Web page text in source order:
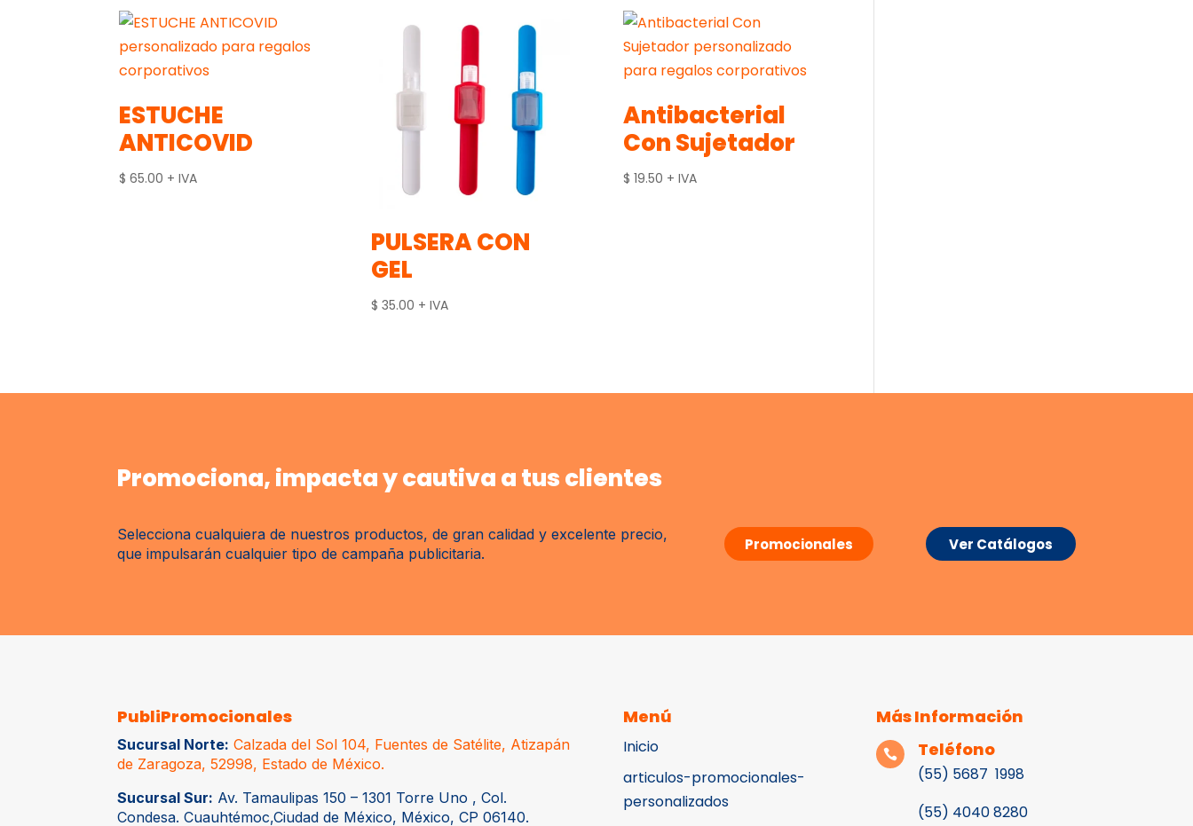
ESTUCHE
ANTICOVID
$ 65.00 + IVA
PULSERA CON
GEL
$ 35.00 + IVA
Antibacterial
Con Sujetador
$ 19.50 + IVA
Promociona, impacta y cautiva a tus clientes
Selecciona cualquiera de nuestros productos, de gran calidad y excelente precio,
que impulsarán cualquier tipo de campaña publicitaria.
Promocionales Ver Catálogos
PubliPromocionales
Sucursal Norte: Calzada del Sol 104, Fuentes de Satélite, Atizapán
de Zaragoza, 52998, Estado de México.
Sucursal Sur: Av. Tamaulipas 150 – 1301 Torre Uno , Col.
Condesa. Cuauhtémoc,Ciudad de México, México, CP 06140.
Menú
Inicio
articulos-promocionales-
personalizados
Más Información
 Teléfono
(55) 5687 1998
(55) 4040 8280